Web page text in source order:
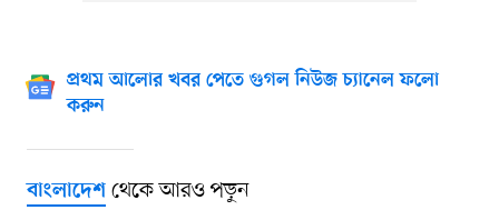
প্রথম আলোর খবর পেতে গুগল নিউজ চ্যানেল ফলো
করুন
বাংলাদেশথেকে আরও পড়ুন